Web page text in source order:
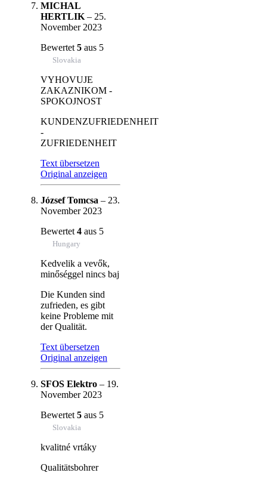
MICHAL
HERTLIK – 25.
November 2023
Bewertet 5 aus 5
Slovakia
VYHOVUJE
ZAKAZNIKOM -
SPOKOJNOST
KUNDENZUFRIEDENHEIT
-
ZUFRIEDENHEIT
Text übersetzen
Original anzeigen
József Tomcsa – 23.
November 2023
Bewertet 4 aus 5
Hungary
Kedvelik a vevők,
minőséggel nincs baj
Die Kunden sind
zufrieden, es gibt
keine Probleme mit
der Qualität.
Text übersetzen
Original anzeigen
SFOS Elektro – 19.
November 2023
Bewertet 5 aus 5
Slovakia
kvalitné vrtáky
Qualitätsbohrer